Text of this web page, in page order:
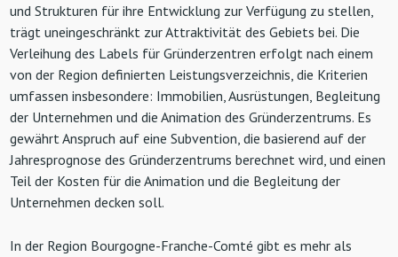
und Strukturen für ihre Entwicklung zur Verfügung zu stellen,
trägt uneingeschränkt zur Attraktivität des Gebiets bei. Die
Verleihung des Labels für Gründerzentren erfolgt nach einem
von der Region definierten Leistungsverzeichnis, die Kriterien
umfassen insbesondere: Immobilien, Ausrüstungen, Begleitung
der Unternehmen und die Animation des Gründerzentrums. Es
gewährt Anspruch auf eine Subvention, die basierend auf der
Jahresprognose des Gründerzentrums berechnet wird, und einen
Teil der Kosten für die Animation und die Begleitung der
Unternehmen decken soll.
In der Region Bourgogne-Franche-Comté gibt es mehr als